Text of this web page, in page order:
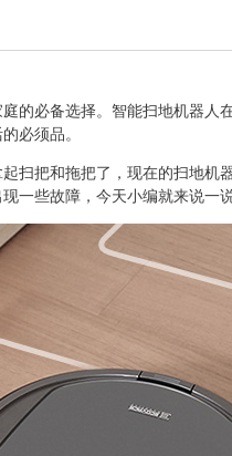
的必备选择。智能扫地机器人
必须品。
扫把和拖把了，现在的扫地机
一些故障，今天小编就来说一